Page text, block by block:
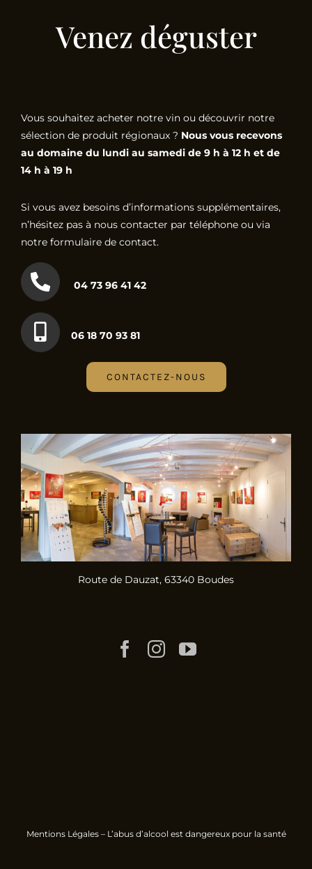
Venez déguster
Vous souhaitez acheter notre vin ou découvrir notre
sélection de produit régionaux ? Nous vous recevons
au domaine du lundi au samedi de 9 h à 12 h et de
14 h à 19 h
Si vous avez besoins d’informations supplémentaires,
n’hésitez pas à nous contacter par téléphone ou via
notre formulaire de contact.
04 73 96 41 42
06 18 70 93 81
CONTACTEZ-NOUS
Route de Dauzat, 63340 Boudes
Mentions Légales– L’abus d’alcool est dangereux pour la santé